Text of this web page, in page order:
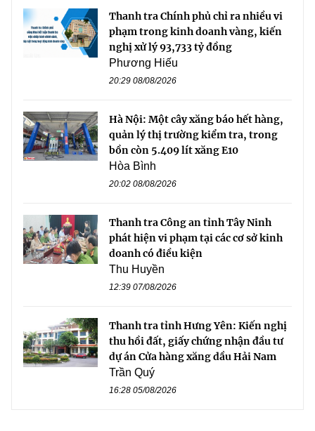
Thanh tra Chính phủ chỉ ra nhiều vi
phạm trong kinh doanh vàng, kiến
nghị xử lý 93,733 tỷ đồng
Phương Hiếu
20:29 08/08/2026
Hà Nội: Một cây xăng báo hết hàng,
quản lý thị trường kiểm tra, trong
bồn còn 5.409 lít xăng E10
Hòa Bình
20:02 08/08/2026
Thanh tra Công an tỉnh Tây Ninh
phát hiện vi phạm tại các cơ sở kinh
doanh có điều kiện
Thu Huyền
12:39 07/08/2026
Thanh tra tỉnh Hưng Yên: Kiến nghị
thu hồi đất, giấy chứng nhận đầu tư
dự án Cửa hàng xăng dầu Hải Nam
Trần Quý
16:28 05/08/2026